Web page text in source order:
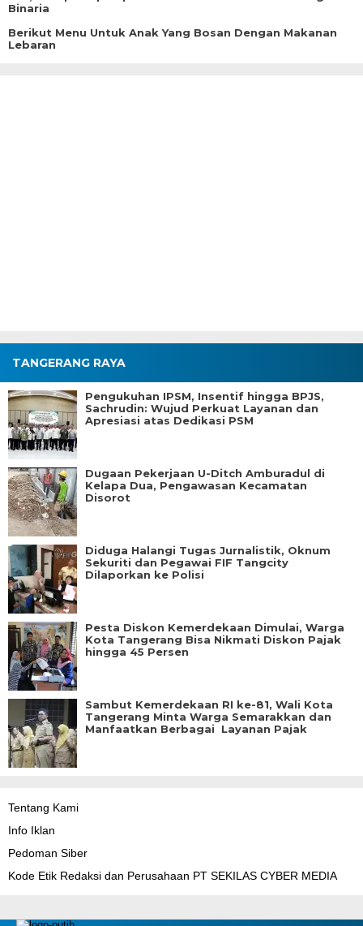
Binaria
Berikut Menu Untuk Anak Yang Bosan Dengan Makanan
Lebaran
TANGERANG RAYA
Pengukuhan IPSM, Insentif hingga BPJS,
Sachrudin: Wujud Perkuat Layanan dan
Apresiasi atas Dedikasi PSM
Dugaan Pekerjaan U-Ditch Amburadul di
Kelapa Dua, Pengawasan Kecamatan
Disorot
Diduga Halangi Tugas Jurnalistik, Oknum
Sekuriti dan Pegawai FIF Tangcity
Dilaporkan ke Polisi
Pesta Diskon Kemerdekaan Dimulai, Warga
Kota Tangerang Bisa Nikmati Diskon Pajak
hingga 45 Persen
Sambut Kemerdekaan RI ke-81, Wali Kota
Tangerang Minta Warga Semarakkan dan
Manfaatkan Berbagai Layanan Pajak
Tentang Kami
Info Iklan
Pedoman Siber
Kode Etik Redaksi dan Perusahaan PT SEKILAS CYBER MEDIA